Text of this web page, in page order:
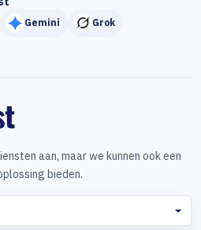
Gemini Grok
aan, maar we kunnen ook een
bieden.